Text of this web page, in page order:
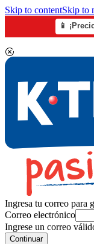
Skip to contentSkip to
📱
Ingresa tu correo para
Correo electrónico
Ingrese un correo
Continuar